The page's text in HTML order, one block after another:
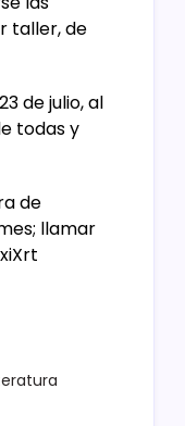
taller, de
de julio, al
todas y
de
llamar